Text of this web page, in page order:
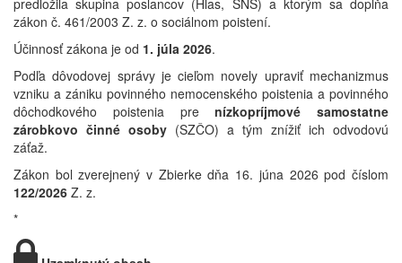
predložila skupina poslancov (Hlas, SNS) a ktorým sa dopĺňa
zákon č. 461/2003 Z. z. o sociálnom poistení.
Účinnosť zákona je od 1. júla 2026.
Podľa dôvodovej správy je cieľom novely upraviť mechanizmus
vzniku a zániku povinného nemocenského poistenia a povinného
dôchodkového poistenia prenízkopríjmové samostatne
zárobkovo činné osoby (SZČO) a tým znížiť ich odvodovú
záťaž.
Zákon bol zverejnený v Zbierke dňa 16. júna 2026 pod číslom
122/2026 Z. z.
*